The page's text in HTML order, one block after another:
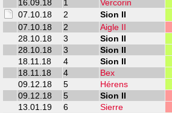
16.09.18 1 Vercorin
07.10.18
2 Sion II
07.10.18
2 Aigle II
28.10.18
3 Sion II
28.10.18
3 Sion II
18.11.18
4 Sion II
18.11.18
4 Bex
09.12.18
5 Hérens
09.12.18
5 Sion II
13.01.19
6 Sierre